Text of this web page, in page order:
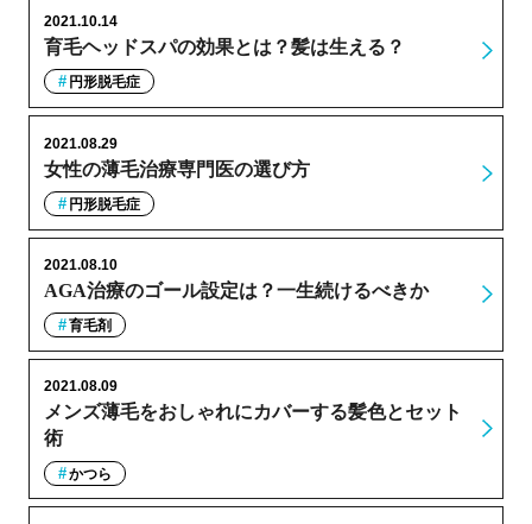
育毛ヘッドスパの効果とは？髪は生える？
2021.10.14
円形脱毛症
女性の薄毛治療専門医の選び方
2021.08.29
円形脱毛症
AGA治療のゴール設定は？一生続けるべきか
2021.08.10
育毛剤
メンズ薄毛をおしゃれにカバーする髪色とセット
術
2021.08.09
かつら